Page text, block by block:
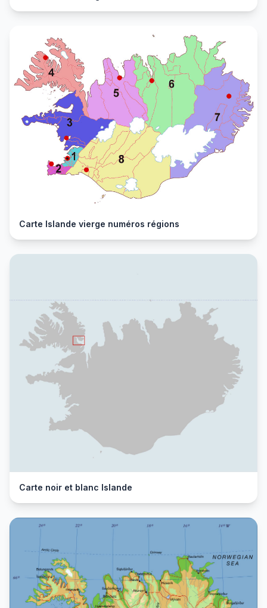
Carte Islande vierge numéros régions
Carte noir et blanc Islande